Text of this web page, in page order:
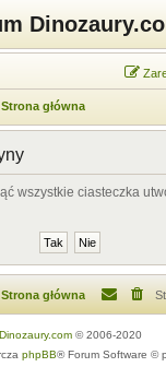
Strona główna
wszystkie ciasteczka
Strona główna
Dinozaury.com© 2006-2020
phpBB® Forum Software ©